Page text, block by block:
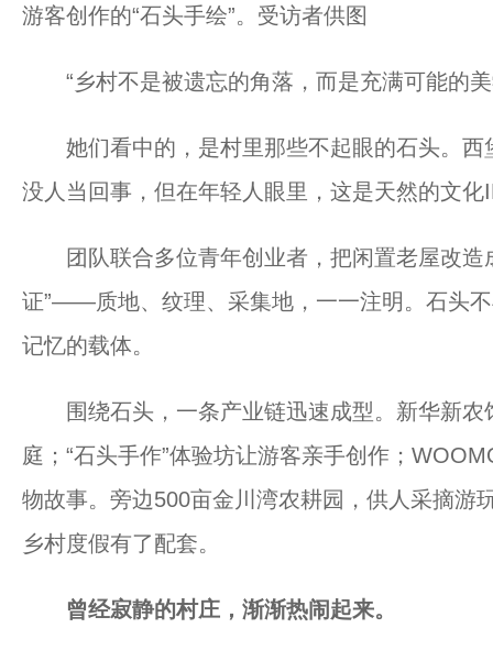
游客创作的“石头手绘”。受访者供图
“乡村不是被遗忘的角落，而是充满可能的美
她们看中的，是村里那些不起眼的石头。西
没人当回事，但在年轻人眼里，这是天然的文化
团队联合多位青年创业者，把闲置老屋改造
证”——质地、纹理、采集地，一一注明。石头
记忆的载体。
围绕石头，一条产业链迅速成型。新华新农
庭；“石头手作”体验坊让游客亲手创作；
物故事。旁边500亩金川湾农耕园，供人采摘游
乡村度假有了配套。
曾经寂静的村庄，渐渐热闹起来。